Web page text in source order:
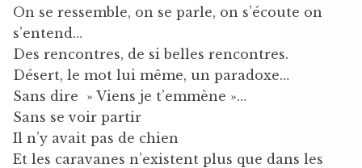
On se ressemble, on se parle, on s’écoute on
s’entend…
Des rencontres, de si belles rencontres.
Désert, le mot lui même, un paradoxe…
Sans dire » Viens je t’emmène »…
Sans se voir partir
Il n’y avait pas de chien
Et les caravanes n’existent plus que dans les